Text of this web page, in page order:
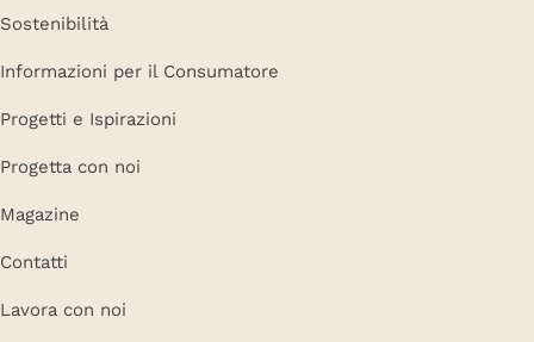
Sostenibilità
Informazioni per il Consumatore
Progetti e Ispirazioni
Progetta con noi
Magazine
Contatti
Lavora con noi